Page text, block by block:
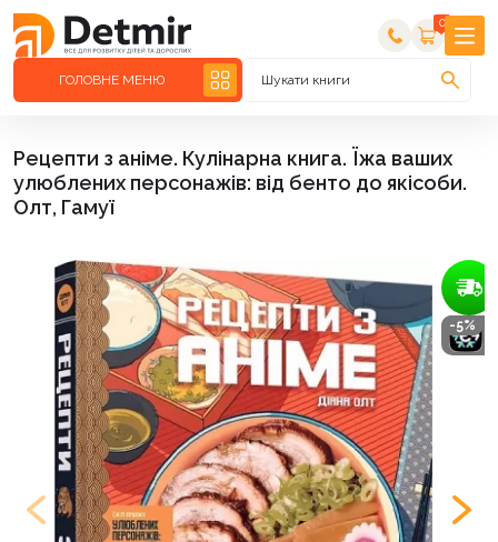
0
ГОЛОВНЕ МЕНЮ Шукати книги
Рецепти з аніме. Кулінарна книга. Їжа ваших
улюблених персонажів: від бенто до якісоби.
Олт, Гамуї
-5%